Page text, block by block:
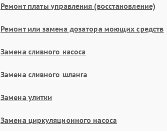
Ремонт платы управления (восстановление)
Ремонт или замена дозатора моющих средств
Замена сливного насоса
Замена сливного шланга
Замена улитки
Замена циркуляционного насоса